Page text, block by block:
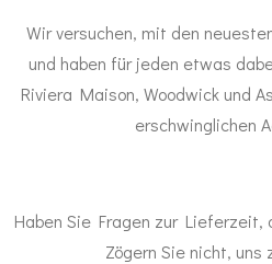
Wir versuchen, mit den
und haben für jeden etwas
Riviera Maison, Woodwick und
erschwinglichen
Haben Sie Fragen zur Lieferzeit,
Zögern Sie nicht, uns